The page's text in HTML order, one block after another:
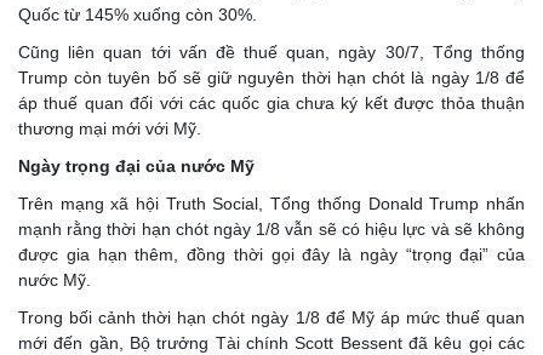
Quốc từ 145% xuống còn 30%.
Cũng liên quan tới vấn đề thuế quan, ngày 30/7, Tổng thống
Trump còn tuyên bố sẽ giữ nguyên thời hạn chót là ngày 1/8 để
áp thuế quan đối với các quốc gia chưa ký kết được thỏa thuận
thương mại mới với Mỹ.
Ngày trọng đại của nước Mỹ
Trên mạng xã hội Truth Social, Tổng thống Donald Trump nhấn
mạnh rằng thời hạn chót ngày 1/8 vẫn sẽ có hiệu lực và sẽ không
được gia hạn thêm, đồng thời gọi đây là ngày “trọng đại” của
nước Mỹ.
Trong bối cảnh thời hạn chót ngày 1/8 để Mỹ áp mức thuế quan
mới đến gần, Bộ trưởng Tài chính Scott Bessent đã kêu gọi các